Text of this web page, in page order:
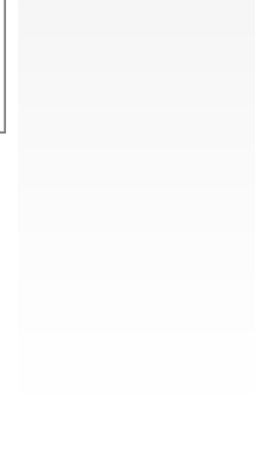
para revisar el nuevo